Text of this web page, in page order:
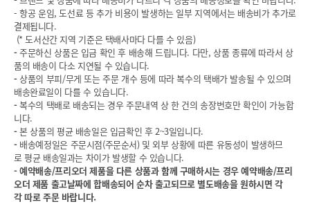
- 항공 운임, 도선료 등 추가 비용이 발생하는 일부 지역에서는 배송비가 추가로
결제됩니다.
(* 도서산간 지역 기준은 택배사마다 다를 수 있음)
-주문하신 상품은 입금 확인 후 배송해 드립니다. 다만, 상품 종류에 따라서 상
품의 배송이 다소 지연될 수 있습니다.
- 상품의 부피/무게 또는 주문 개수 등에 따라 복수의 택배가 발송될 수 있으며
배송완료일이 다를 수 있습니다.
-복수의 택배로 배송되는 경우 주문내역 상 한 건의 송장번호만 확인이 가능합
니다.
-본 상품의 평균 배송일은 입금확인 후 2~3일입니다.
- 배송예정일은 주문시점(주문순서) 및 외부 상황에 따른 유동성이 발생하므
로 평균 배송일과는 차이가 발생할 수 있습니다.
-예약배송/프리오더 제품을 다른 상품과 함께 구매하시는 경우 예약배송/프리
오더 제품 출고날짜에 합배송되어 순차 출고되므로 별도배송을 원하시면 각
각 따로 주문 바랍니다.